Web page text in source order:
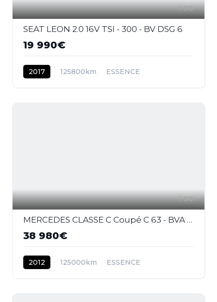
30
SEAT LEON 2.0 16V TSI - 300 - BV DSG 6
19 990€
2017 125800km ESSENCE
30
MERCEDES CLASSE C Coupé C 63 - BVA Speedshift MCT Pack Performance COUPE - BM 204 AMG - BVA
38 980€
2012 125000km ESSENCE